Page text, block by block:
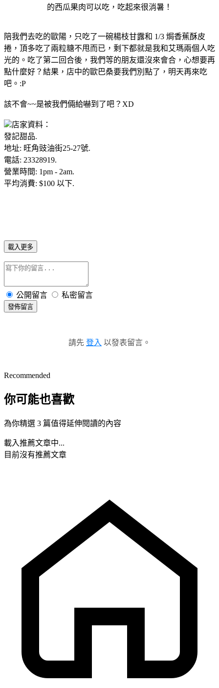
的西瓜果肉可以吃，吃起來很消暑！
陪我們去吃的歐陽，只吃了一碗楊枝甘露和 1/3 焗香蕉酥皮
捲，頂多吃了兩粒糖不甩而已，剩下都就是我和艾瑪兩個人吃
光的。吃了第二回合後，我們等的朋友還沒來會合，心想要再
點什麼好？結果，店中的歐巴桑要我們別點了，明天再來吃
吧。:P
該不會~~是被我們倆給嚇到了吧？XD
店家資料：
發記甜品.
地址: 旺角豉油街25-27號.
電話: 23328919.
營業時間: 1pm - 2am.
平均消費: $100 以下.
載入更多
公開留言 私密留言
發佈留言
請先 登入 以發表留言。
Recommended
你可能也喜歡
為你精選 3 篇值得延伸閱讀的內容
載入推薦文章中...
目前沒有推薦文章